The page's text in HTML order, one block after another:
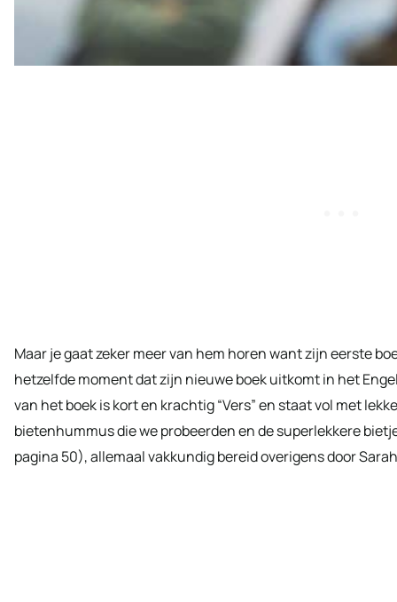
Maar je gaat zeker meer van hem horen want zijn eerste
hetzelfde moment dat zijn nieuwe boek uitkomt in het
van het boek is kort en krachtig “Vers” en staat vol met
bietenhummus die we probeerden en de superlekkere
pagina 50), allemaal vakkundig bereid overigens door